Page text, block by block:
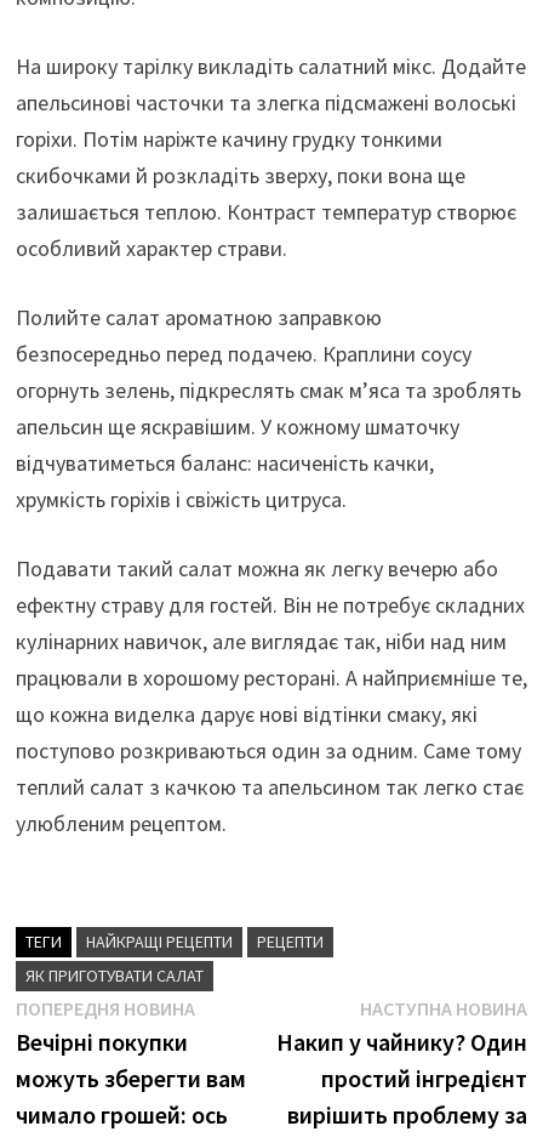
На широку тарілку викладіть салатний мікс. Додайте
апельсинові часточки та злегка підсмажені волоські
горіхи. Потім наріжте качину грудку тонкими
скибочками й розкладіть зверху, поки вона ще
залишається теплою. Контраст температур створює
особливий характер страви.
Полийте салат ароматною заправкою
безпосередньо перед подачею. Краплини соусу
огорнуть зелень, підкреслять смак м’яса та зроблять
апельсин ще яскравішим. У кожному шматочку
відчуватиметься баланс: насиченість качки,
хрумкість горіхів і свіжість цитруса.
Подавати такий салат можна як легку вечерю або
ефектну страву для гостей. Він не потребує складних
кулінарних навичок, але виглядає так, ніби над ним
працювали в хорошому ресторані. А найприємніше те,
що кожна виделка дарує нові відтінки смаку, які
поступово розкриваються один за одним. Саме тому
теплий салат з качкою та апельсином так легко стає
улюбленим рецептом.
ТЕГИ НАЙКРАЩІ РЕЦЕПТИ
РЕЦЕПТИ
ЯК ПРИГОТУВАТИ САЛАТ
Навігація
записів
ПОПЕРЕДНЯ НОВИНАПопередня
Вечірні покупки
можуть зберегти вам
чимало грошей: ось
НАСТУПНА НОВИНА
Накип у чайнику? Один
простий інгредієнт
вирішить проблему за